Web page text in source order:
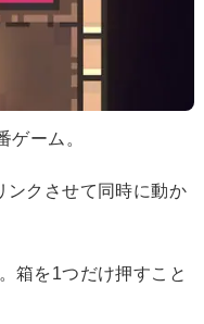
ゲーム。
ンクさせて同時に動か
箱を1つだけ押すこと